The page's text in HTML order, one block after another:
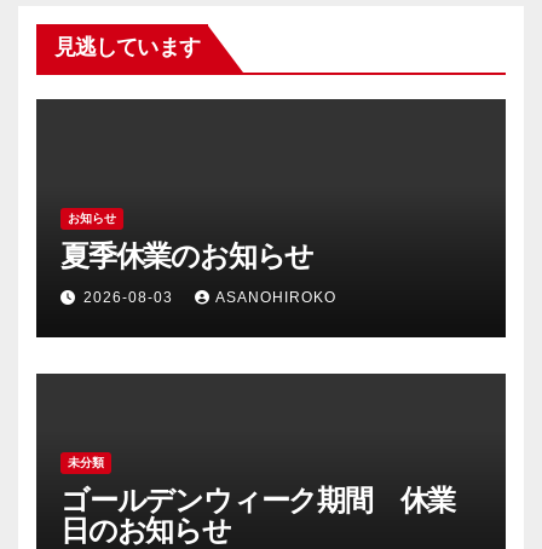
見逃しています
お知らせ
夏季休業のお知らせ
2026-08-03 ASANOHIROKO
未分類
ゴールデンウィーク期間 休業
日のお知らせ